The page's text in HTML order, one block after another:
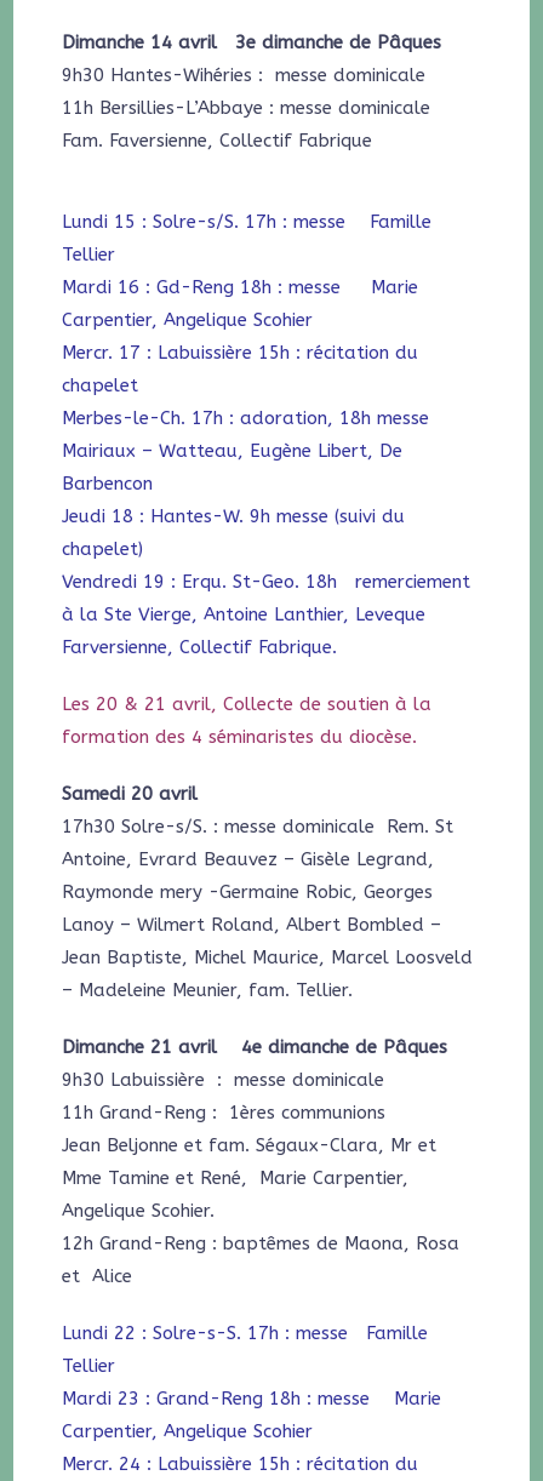
Dimanche 14 avril 3e dimanche de Pâques
9h30 Hantes-Wihéries : messe dominicale
11h Bersillies-L’Abbaye : messe dominicale
Fam. Faversienne, Collectif Fabrique
Lundi 15 : Solre-s/S. 17h : messe Famille
Tellier
Mardi 16 : Gd-Reng 18h : messe Marie
Carpentier, Angelique Scohier
Mercr. 17 : Labuissière 15h : récitation du
chapelet
Merbes-le-Ch. 17h : adoration, 18h messe
Mairiaux – Watteau, Eugène Libert, De
Barbencon
Jeudi 18 : Hantes-W. 9h messe (suivi du
chapelet)
Vendredi 19 : Erqu. St-Geo. 18h remerciement
à la Ste Vierge, Antoine Lanthier, Leveque
Farversienne, Collectif Fabrique.
Les 20 & 21 avril, Collecte de soutien à la
formation des 4 séminaristes du diocèse.
Samedi 20 avril
17h30 Solre-s/S. : messe dominicale Rem. St
Antoine, Evrard Beauvez – Gisèle Legrand,
Raymonde mery -Germaine Robic, Georges
Lanoy – Wilmert Roland, Albert Bombled –
Jean Baptiste, Michel Maurice, Marcel Loosveld
– Madeleine Meunier, fam. Tellier.
Dimanche 21 avril 4e dimanche de Pâques
9h30 Labuissière : messe dominicale
11h Grand-Reng : 1ères communions
Jean Beljonne et fam. Ségaux-Clara, Mr et
Mme Tamine et René, Marie Carpentier,
Angelique Scohier.
12h Grand-Reng : baptêmes de Maona, Rosa
et Alice
Lundi 22 : Solre-s-S. 17h : messe Famille
Tellier
Mardi 23 : Grand-Reng 18h : messe Marie
Carpentier, Angelique Scohier
Mercr. 24 : Labuissière 15h : récitation du